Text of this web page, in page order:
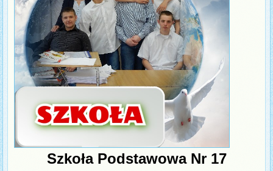
Szkoła Podstawowa Nr 17